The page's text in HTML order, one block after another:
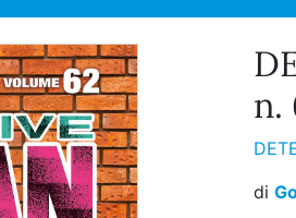
n.
di